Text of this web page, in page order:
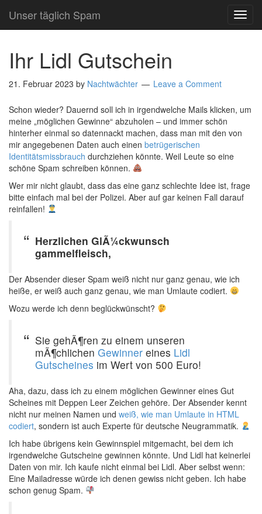
Unser täglich Spam
Ihr Lidl Gutschein
21. Februar 2023 by Nachtwächter Leave a Comment
Schon wieder? Dauernd soll ich in irgendwelche Mails klicken, um
meine „möglichen Gewinne“ abzuholen – und immer schön
hinterher einmal so datennackt machen, dass man mit den von
mir angegebenen Daten auch einen betrügerischen
Identitätsmissbrauch durchziehen könnte. Weil Leute so eine
schöne Spam schreiben können.
Wer mir nicht glaubt, dass das eine ganz schlechte Idee ist, frage
bitte einfach mal bei der Polizei. Aber auf gar keinen Fall darauf
reinfallen!
Herzlichen GlÃ¼ckwunsch
gammelfleisch,
Der Absender dieser Spam weiß nicht nur ganz genau, wie ich
heiße, er weiß auch ganz genau, wie man Umlaute codiert.
Wozu werde ich denn beglückwünscht?
Sie gehÃ¶ren zu einem unseren
mÃ¶chlichen Gewinner eines Lidl
Gutscheines im Wert von 500 Euro!
Aha, dazu, dass ich zu einem möglichen Gewinner eines Gut
Scheines mit Deppen Leer Zeichen gehöre. Der Absender kennt
nicht nur meinen Namen und weiß, wie man Umlaute in HTML
codiert, sondern ist auch Experte für deutsche Neugrammatik.
Ich habe übrigens kein Gewinnspiel mitgemacht, bei dem ich
irgendwelche Gutscheine gewinnen könnte. Und Lidl hat keinerlei
Daten von mir. Ich kaufe nicht einmal bei Lidl. Aber selbst wenn:
Eine Mailadresse würde ich denen gewiss nicht geben. Ich habe
schon genug Spam.